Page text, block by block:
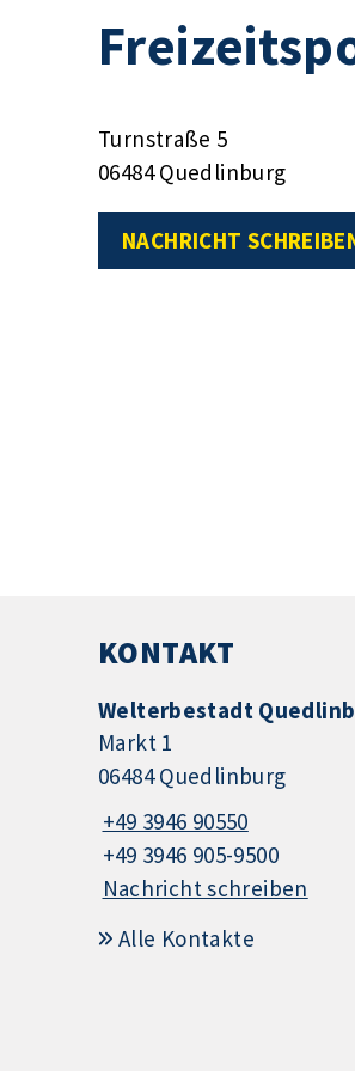
Turnstraße 5
06484 Quedlinburg
NACHRICHT
KONTAKT
Welterbestadt
Markt 1
06484 Quedlinburg
+49 3946 90550
+49 3946 905-9500
Nachricht schreiben
Alle Kontakte